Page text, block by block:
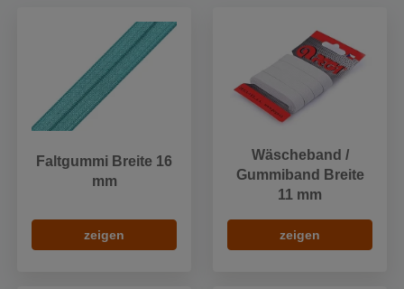
Faltgummi Breite 16
mm
zeigen
Wäscheband /
Gummiband Breite
11 mm
zeigen